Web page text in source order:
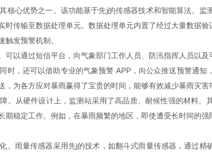
心优势之一。该功能基于先j的传感器技术和智能算法。监
传输至数据处理单元。数据处理单元内置了经过大量数据
发预警机制。
通过短信平台，向气象部门工作人员、防汛指挥人员以及
时，还可以借助专业的气象预警 APP，向公众推送预警通
为各方应对暴雨赢得了宝贵的时间，能够有效减少暴雨灾害
从硬件设计上，监测站采用了高品质、耐候性强的材料。
稳定工作。例如，在暴雨频繁的地区，即使遭受长时间的
雨量传感器采用先j的技术，如翻斗式雨量传感器，通过精